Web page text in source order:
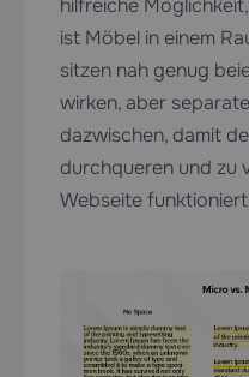
hilfreiche
ist Möbel in einem
sitzen nah genug
wirken, aber
dazwischen, damit
durchqueren und zu
Webseite